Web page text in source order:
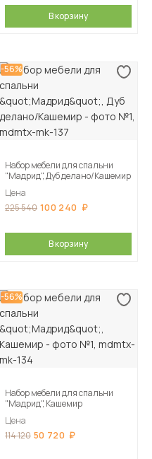
В корзину
-56%
Набор мебели для спальни
"Мадрид", Дуб делано/Кашемир
Цена
225 540 100 240
В корзину
-56%
Набор мебели для спальни
"Мадрид", Кашемир
Цена
114 120 50 720